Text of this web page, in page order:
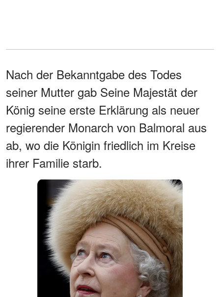
Nach der Bekanntgabe des Todes
seiner Mutter gab Seine Majestät der
König seine erste Erklärung als neuer
regierender Monarch von Balmoral aus
ab, wo die Königin friedlich im Kreise
ihrer Familie starb.